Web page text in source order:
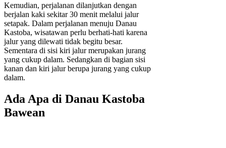
Kemudian, perjalanan dilanjutkan dengan
berjalan kaki sekitar 30 menit melalui jalur
setapak. Dalam perjalanan menuju Danau
Kastoba, wisatawan perlu berhati-hati karena
jalur yang dilewati tidak begitu besar.
Sementara di sisi kiri jalur merupakan jurang
yang cukup dalam. Sedangkan di bagian sisi
kanan dan kiri jalur berupa jurang yang cukup
dalam.
Ada Apa di Danau Kastoba
Bawean